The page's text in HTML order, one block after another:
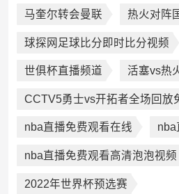
马奎尔转会曼联 热火对阵
球探网足球比分即时比分视频
世俱杯直播频道 活塞vs热
CCTV5勇士vs开拓者全场回放
nba直播免费观看在线 nba
nba直播免费观看高清泡泡视频
2022年世界杯预选赛